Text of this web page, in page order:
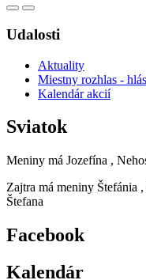
Udalosti
Aktuality
Miestny rozhlas -
Kalendár akcií
Sviatok
Meniny má Jozefína ,
Zajtra má meniny Štefánia
Štefana
Facebook
Kalendár